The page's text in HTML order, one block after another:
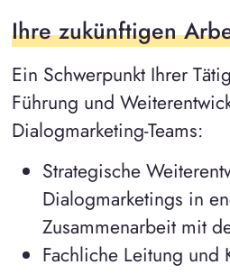
Ihre zukünftigen
Ein Schwerpunkt Ihrer
Führung und
Dialogmarketing-Teams:
Strategische
Dialogmarketings in
Zusammenarbeit mit
Fachliche Leitung und